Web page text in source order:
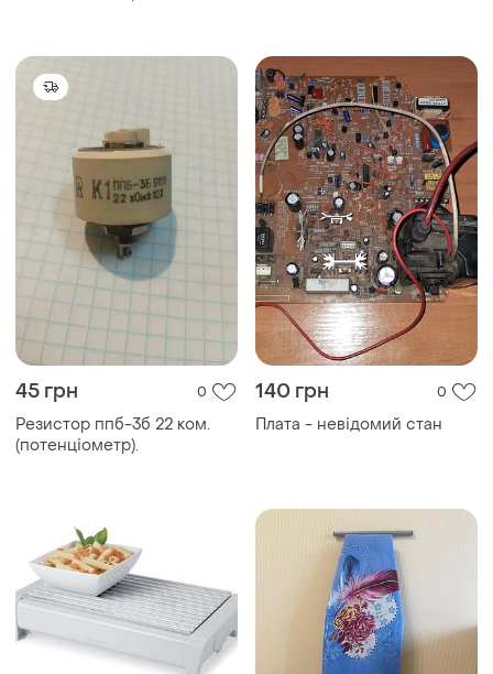
matter. вигідніше та
зручніше, ніж купувати
окремо!
45 грн 0
Резистор ппб-3б 22 ком.
(потенціометр).
140 грн 0
Плата - невідомий стан